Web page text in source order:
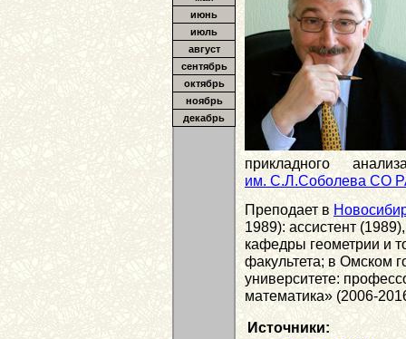
июнь
июль
август
сентябрь
октябрь
ноябрь
декабрь
прикладного
им. С.Л.Соболева СО
Преподает в
1989): ассистент
кафедры геометрии и
факультета; в Омском
университете:
математика» (2006-
Источники: